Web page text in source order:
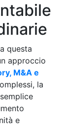
questa
approccio
M&A e
la
e